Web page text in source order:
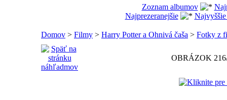
Zoznam albumov
Najprezeranejšie
Domov > Filmy > Harry Potter a Ohnivá čaša > Fotky z
OBRÁZOK